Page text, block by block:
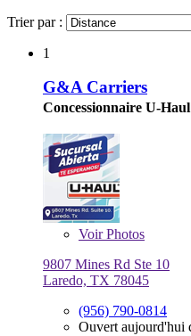
Trier par :
1
G&A Carriers
Concessionnaire U-
VoirPhotos
9807 Mines Rd Ste 10
Laredo, TX 78045
(956) 790-0814
Ouvert aujourd'hui